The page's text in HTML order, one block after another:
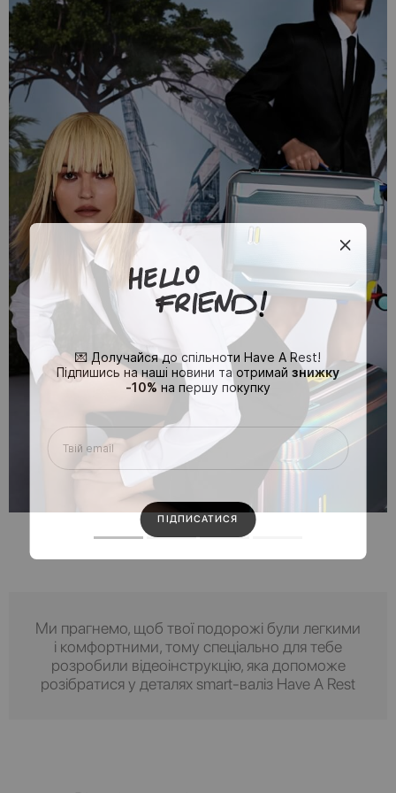
Ми прагнемо, щоб твої подорожі були легкими
і комфортними, тому спеціально для тебе
розробили відеоінструкцію, яка допоможе
розібратися у деталях smart-валіз Have A Rest
💌 Долучайся до спільноти Have A Rest!
Підпишись на наші новини та отримай знижку
-10% на першу покупку